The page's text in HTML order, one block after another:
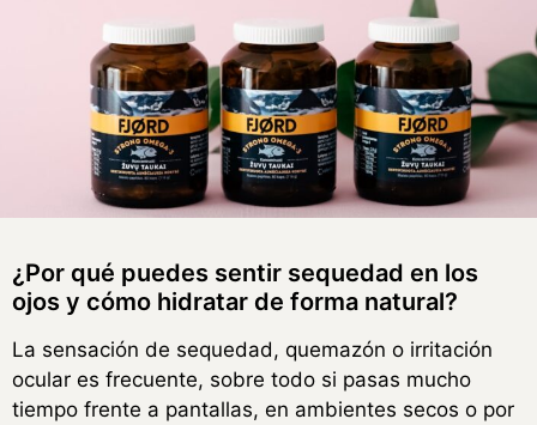
¿Por qué puedes sentir sequedad en los
ojos y cómo hidratar de forma natural?
La sensación de sequedad, quemazón o irritación
ocular es frecuente, sobre todo si pasas mucho
tiempo frente a pantallas, en ambientes secos o por